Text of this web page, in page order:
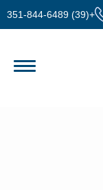
+(39) 351-844-6489